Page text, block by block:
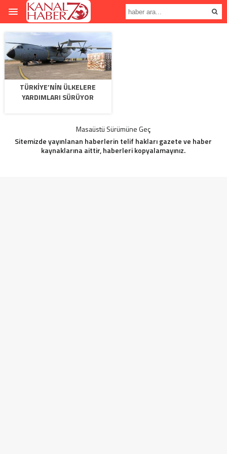
TÜRKIYE’NIN ÜLKELERE
YARDIMLARI SÜRÜYOR
Masaüstü Sürümüne Geç
Sitemizde yayınlanan haberlerin telif hakları gazete ve haber
kaynaklarına aittir, haberleri kopyalamayınız.